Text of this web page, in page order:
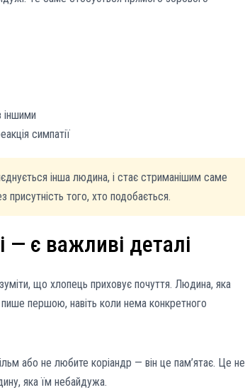
іншими
симпатії
інша людина, і стає стриманішим саме
присутність того, хто подобається.
— є важливі деталі
що хлопець приховує почуття. Людина, яка
першою, навіть коли нема конкретного
або не любите коріандр — він це пам’ятає. Це не
яка їм небайдужа.